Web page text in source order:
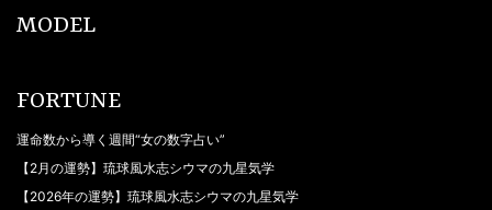
MODEL
FORTUNE
運命数から導く週間“女の数字占い”
【2月の運勢】琉球風水志シウマの九星気学
【2026年の運勢】琉球風水志シウマの九星気学